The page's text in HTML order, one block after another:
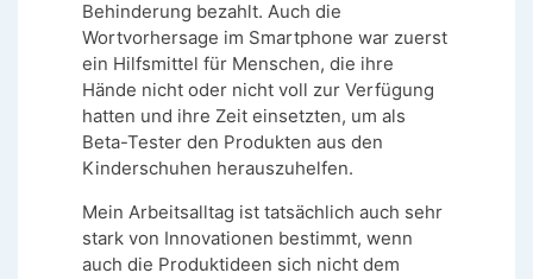
Behinderung bezahlt. Auch die
Wortvorhersage im Smartphone war zuerst
ein Hilfsmittel für Menschen, die ihre
Hände nicht oder nicht voll zur Verfügung
hatten und ihre Zeit einsetzten, um als
Beta-Tester den Produkten aus den
Kinderschuhen herauszuhelfen.
Mein Arbeitsalltag ist tatsächlich auch sehr
stark von Innovationen bestimmt, wenn
auch die Produktideen sich nicht dem